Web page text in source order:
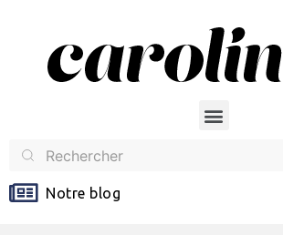
Notre blog